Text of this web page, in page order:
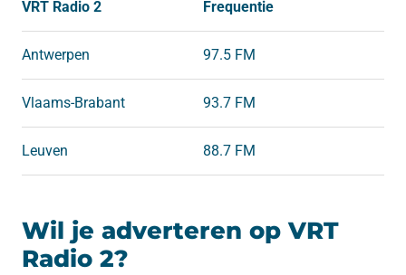
VRT Radio 2 Frequentie
Antwerpen 97.5 FM
Vlaams-Brabant 93.7 FM
Leuven 88.7 FM
Wil je adverteren op VRT
Radio 2?